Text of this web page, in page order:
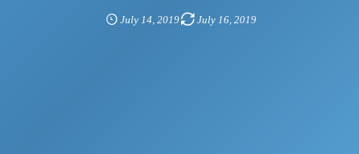
July 14 2019 July 16, 2019